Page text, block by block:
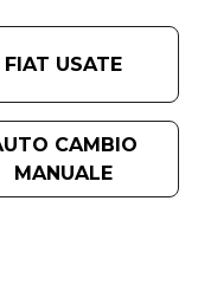
FIAT USATE
CAMBIO
MANUALE